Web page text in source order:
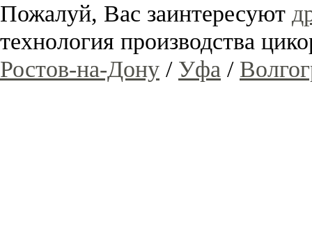
Пожалуй, Вас заинтересуют
технология производства
Ростов-на-Дону / Уфа /